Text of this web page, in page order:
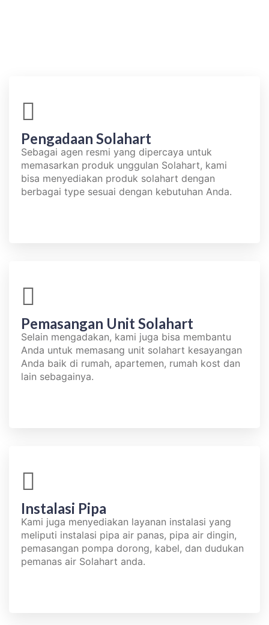
Pengadaan Solahart​
Sebagai agen resmi yang dipercaya untuk
memasarkan produk unggulan Solahart, kami
bisa menyediakan produk solahart dengan
berbagai type sesuai dengan kebutuhan Anda.
Pemasangan Unit Solahart​
Selain mengadakan, kami juga bisa membantu
Anda untuk memasang unit solahart kesayangan
Anda baik di rumah, apartemen, rumah kost dan
lain sebagainya.
Instalasi Pipa​
Kami juga menyediakan layanan instalasi yang
meliputi instalasi pipa air panas, pipa air dingin,
pemasangan pompa dorong, kabel, dan dudukan
pemanas air Solahart anda.